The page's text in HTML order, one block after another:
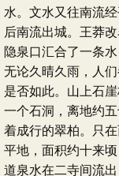
水。文水又往南流
后南流出城。王莽
隐泉口汇合了一条
无论久晴久雨，人
是否如此。山上石
一个石洞，离地约
着成行的翠柏。只
平地，面积约十来
道泉水在二寺间流